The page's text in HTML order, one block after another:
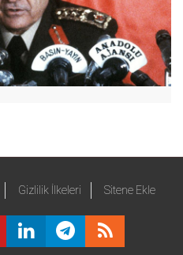
Gizlilik İlkeleri Sitene Ekle